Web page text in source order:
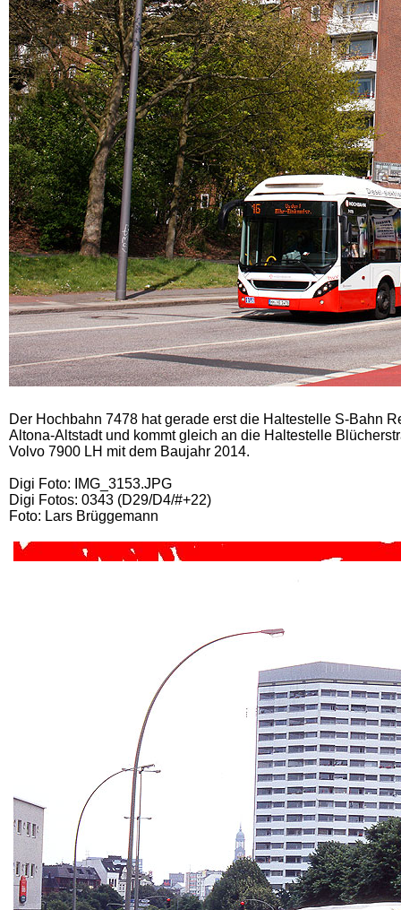
Der Hochbahn 7478 hat gerade erst die Haltestelle S-Bahn
Altona-Altstadt und kommt gleich an die Haltestelle
Volvo 7900 LH mit dem Baujahr 2014.
Digi Foto: IMG_3153.JPG
Digi Fotos: 0343 (D29/D4/#+22)
Foto: Lars Brüggemann